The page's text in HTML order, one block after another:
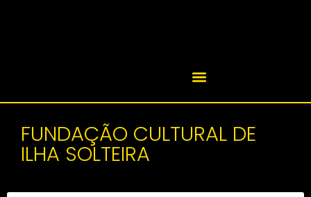
FUNDAÇÃO CULTURAL DE
ILHA SOLTEIRA